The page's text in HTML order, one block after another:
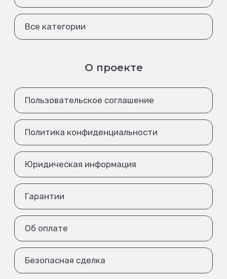
Все категории
О проекте
Пользовательское соглашение
Политика конфиденциальности
Юридическая информация
Гарантии
Об оплате
Безопасная сделка